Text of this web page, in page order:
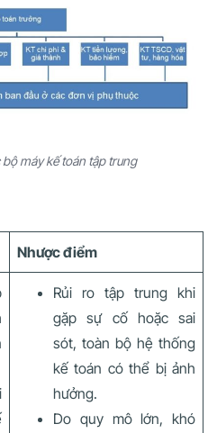
bộ máy kế toán tập trung
Nhược điểm
Rủi ro tập trung khi
gặp sự cố hoặc sai
sót, toàn bộ hệ thống
kế toán có thể bị ảnh
hưởng.
Do quy mô lớn, khó